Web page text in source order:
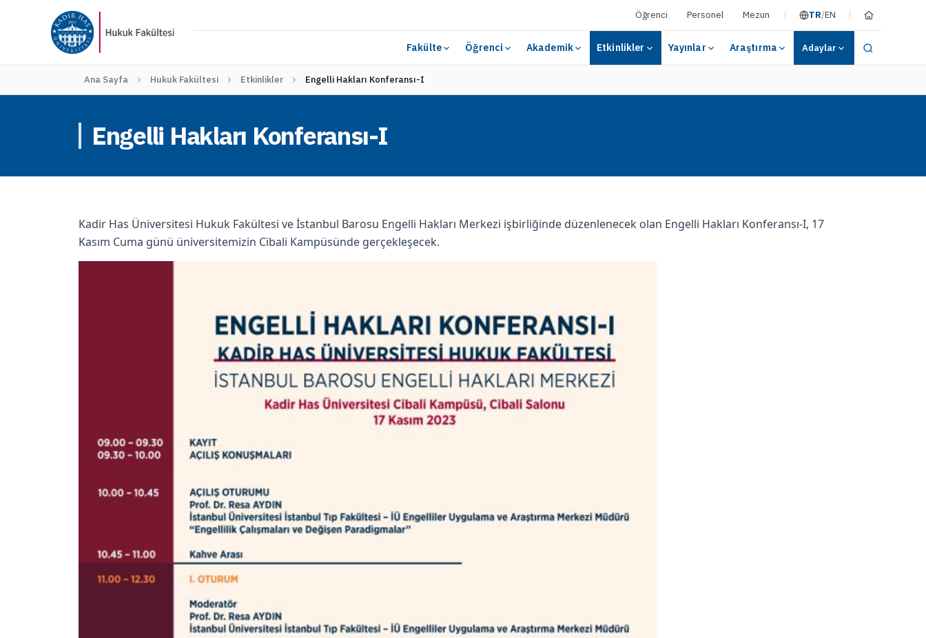
Öğrenci Personel Mezun TR/EN
Fakülte Öğrenci Akademik Etkinlikler Yayınlar Araştırma Adaylar
Ana Sayfa Hukuk Fakültesi Etkinlikler Engelli Hakları Konferansı-I
Engelli Hakları Konferansı-I
Kadir Has Üniversitesi Hukuk Fakültesi ve İstanbul Barosu Engelli Hakları Merkezi işbirliğinde düzenlenecek olan Engelli Hakları Konferansı-I, 17
Kasım Cuma günü üniversitemizin Cibali Kampüsünde gerçekleşecek.